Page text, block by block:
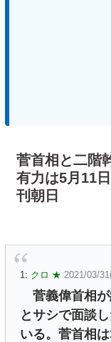
菅首相と二階
有力は5月11
刊朝日
1: クロ ★ 2021/03/
菅義偉首相が
とサシで面談
いる。菅首相